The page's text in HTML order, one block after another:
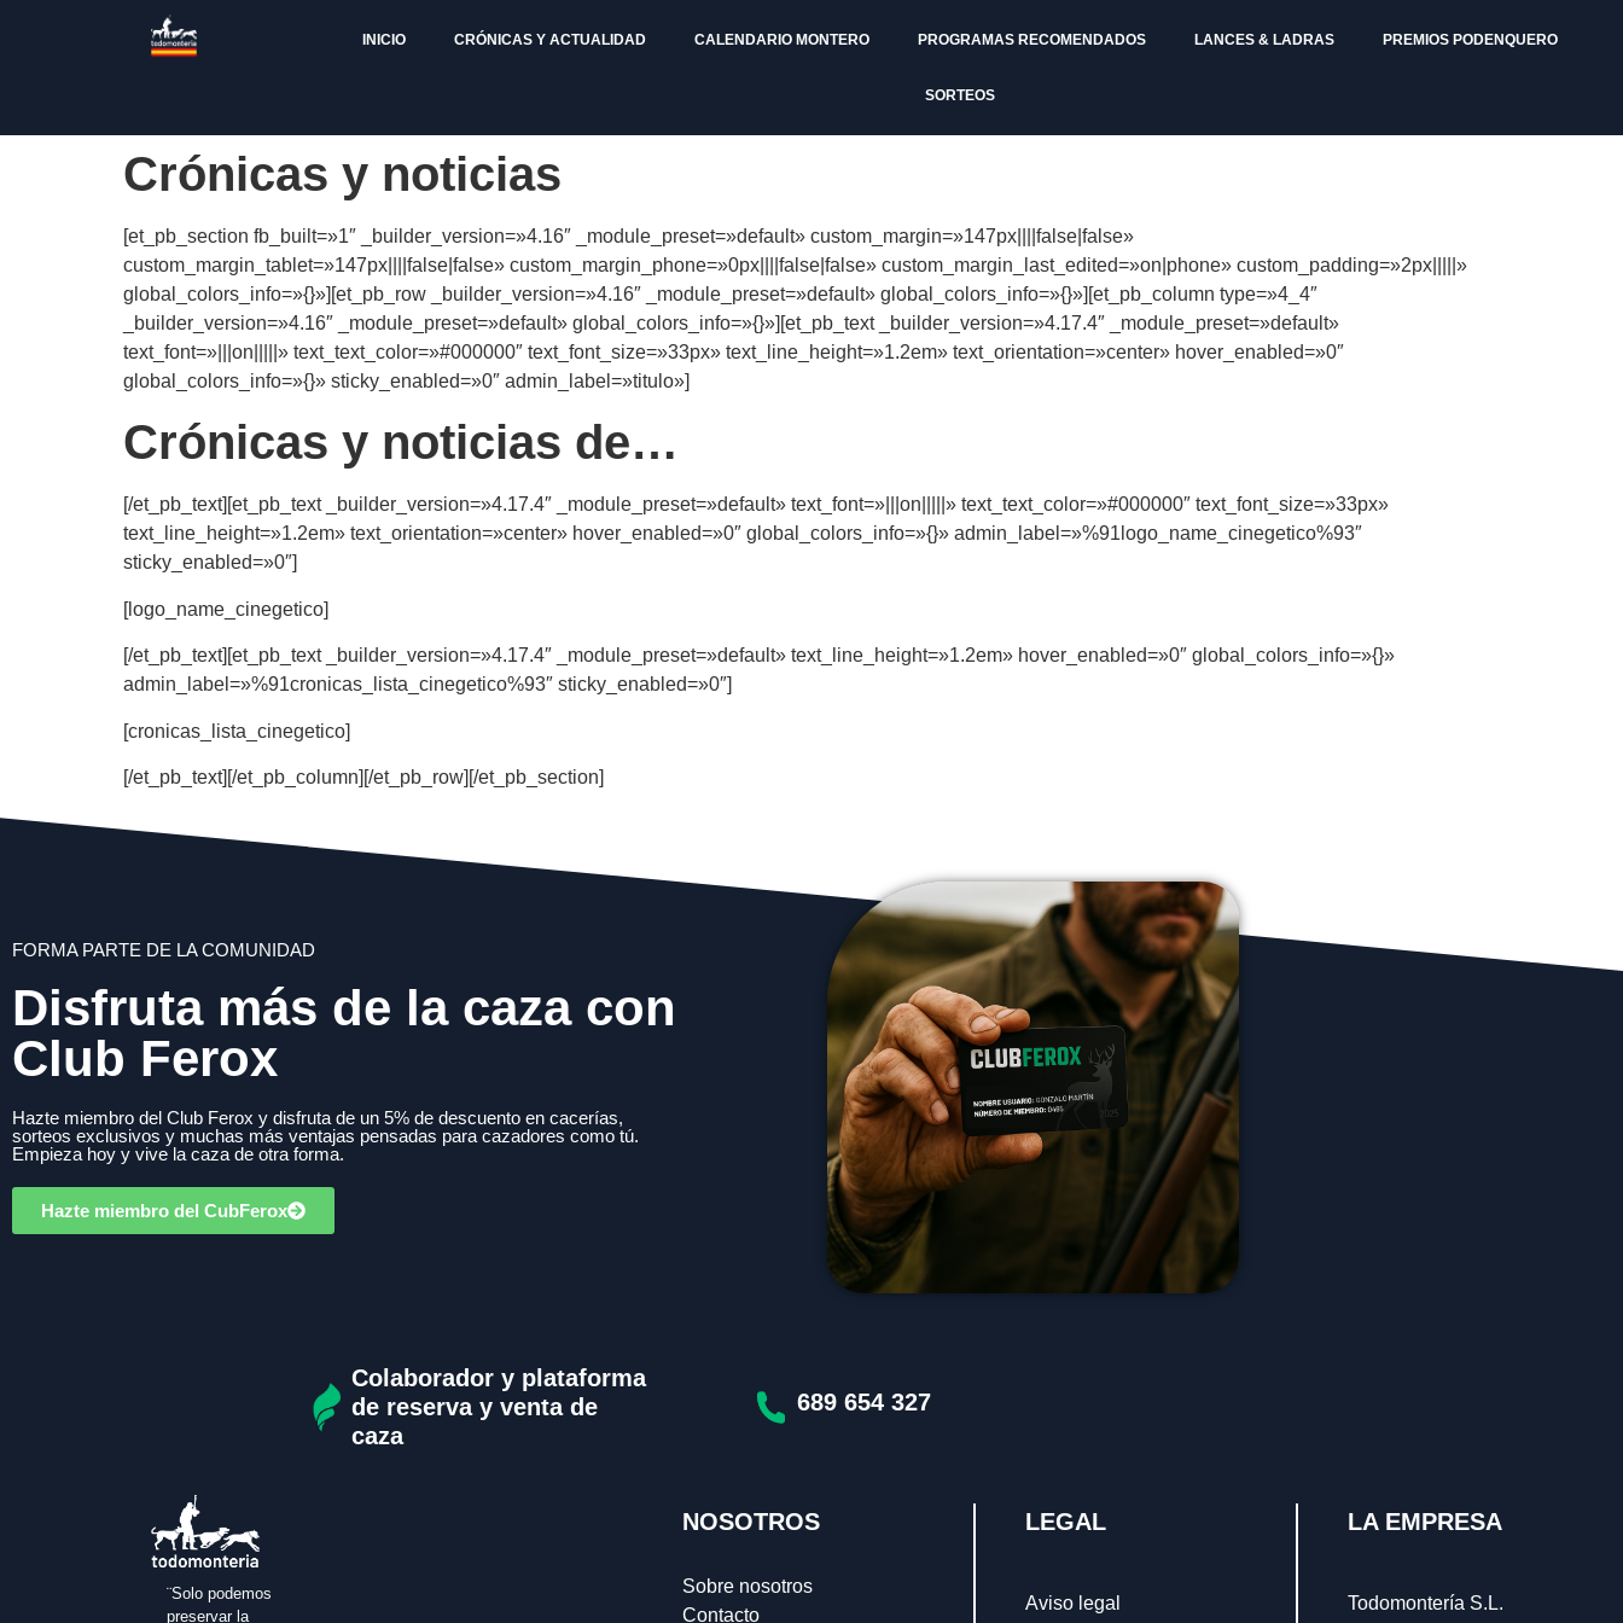
INICIO CRÓNICAS Y ACTUALIDAD CALENDARIO MONTERO PROGRAMAS RECOMENDADOS LANCES & LADRAS PREMIOS PODENQUERO
SORTEOS
Crónicas y noticias
[et_pb_section fb_built=»1″ _builder_version=»4.16″ _module_preset=»default» custom_margin=»147px||||false|false»
custom_margin_tablet=»147px||||false|false» custom_margin_phone=»0px||||false|false» custom_margin_last_edited=»on|phone» custom_padding=»2px|||||»
global_colors_info=»{}»][et_pb_row _builder_version=»4.16″ _module_preset=»default» global_colors_info=»{}»][et_pb_column type=»4_4″
_builder_version=»4.16″ _module_preset=»default» global_colors_info=»{}»][et_pb_text _builder_version=»4.17.4″ _module_preset=»default»
text_font=»|||on|||||» text_text_color=»#000000″ text_font_size=»33px» text_line_height=»1.2em» text_orientation=»center» hover_enabled=»0″
global_colors_info=»{}» sticky_enabled=»0″ admin_label=»titulo»]
Crónicas y noticias de…
[/et_pb_text][et_pb_text _builder_version=»4.17.4″ _module_preset=»default» text_font=»|||on|||||» text_text_color=»#000000″ text_font_size=»33px»
text_line_height=»1.2em» text_orientation=»center» hover_enabled=»0″ global_colors_info=»{}» admin_label=»%91logo_name_cinegetico%93″
sticky_enabled=»0″]
[logo_name_cinegetico]
[/et_pb_text][et_pb_text _builder_version=»4.17.4″ _module_preset=»default» text_line_height=»1.2em» hover_enabled=»0″ global_colors_info=»{}»
admin_label=»%91cronicas_lista_cinegetico%93″ sticky_enabled=»0″]
[cronicas_lista_cinegetico]
[/et_pb_text][/et_pb_column][/et_pb_row][/et_pb_section]
FORMA PARTE DE LA COMUNIDAD
Disfruta más de la caza con
Club Ferox
Hazte miembro del Club Ferox y disfruta de un 5% de descuento en cacerías,
sorteos exclusivos y muchas más ventajas pensadas para cazadores como tú.
Empieza hoy y vive la caza de otra forma.
Hazte miembro del CubFerox
Colaborador y plataforma
de reserva y venta de
caza
689 654 327
¨Solo podemos
preservar la
NOSOTROS
Sobre nosotros
Contacto
LEGAL
Aviso legal
LA EMPRESA
Todomontería S.L.